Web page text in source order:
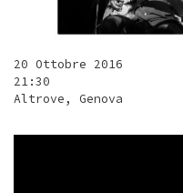
20 Ottobre 2016
21:30
Altrove, Genova